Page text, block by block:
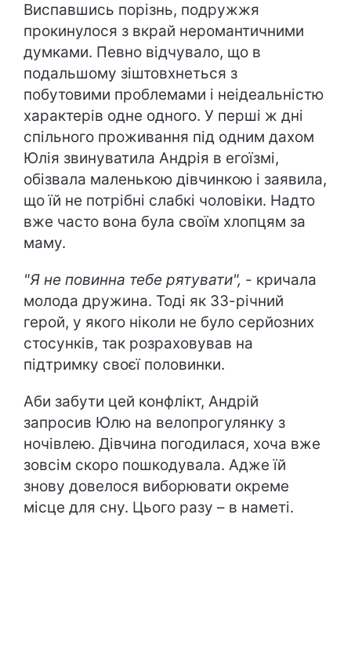
Виспавшись порізнь, подружжя
прокинулося з вкрай неромантичними
думками. Певно відчувало, що в
подальшому зіштовхнеться з
побутовими проблемами і неідеальністю
характерів одне одного. У перші ж дні
спільного проживання під одним дахом
Юлія звинуватила Андрія в егоїзмі,
обізвала маленькою дівчинкою і заявила,
що їй не потрібні слабкі чоловіки. Надто
вже часто вона була своїм хлопцям за
маму.
"Я не повинна тебе рятувати", - кричала
молода дружина. Тоді як 33-річний
герой, у якого ніколи не було серйозних
стосунків, так розраховував на
підтримку своєї половинки.
Аби забути цей конфлікт, Андрій
запросив Юлю на велопрогулянку з
ночівлею. Дівчина погодилася, хоча вже
зовсім скоро пошкодувала. Адже їй
знову довелося виборювати окреме
місце для сну. Цього разу – в наметі.